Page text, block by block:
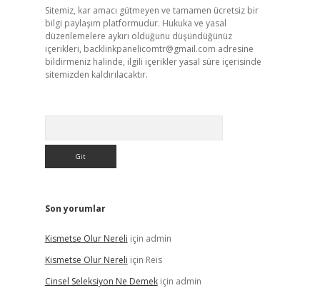
Sitemiz, kar amacı gütmeyen ve tamamen ücretsiz bir
bilgi paylaşım platformudur. Hukuka ve yasal
düzenlemelere aykırı olduğunu düşündüğünüz
içerikleri, backlinkpanelicomtr@gmail.com adresine
bildirmeniz halinde, ilgili içerikler yasal süre içerisinde
sitemizden kaldırılacaktır.
Son yorumlar
Kismetse Olur Nereli için admin
Kismetse Olur Nereli için Reis
Cinsel Seleksiyon Ne Demekiçin admin